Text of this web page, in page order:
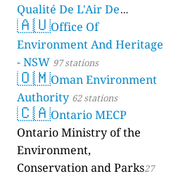
Qualité De L'Air De
Mayotte 4 stations
🇦🇺Office Of
Environment And Heritage
- NSW 97 stations
🇴🇲Oman Environment
Authority 62 stations
🇨🇦Ontario MECP
Ontario Ministry of the
Environment,
Conservation and Parks27